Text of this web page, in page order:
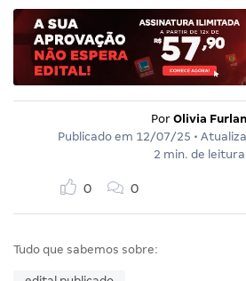
Por Olivia Furlan
Publicado em 12/07/25 •
2 min. de leitura
0 0
Tudo que sabemos sobre: